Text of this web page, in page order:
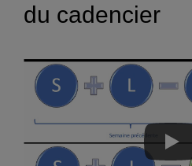
du cadencier